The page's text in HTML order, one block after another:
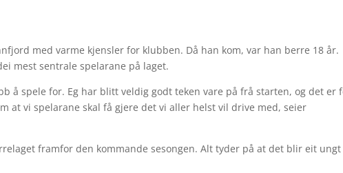
med varme kjensler for klubben. Då han kom, var han berre 18 år.
mest sentrale spelarane på laget.
å spele for. Eg har blitt veldig godt teken vare på frå starten, og det er
at vi spelarane skal få gjere det vi aller helst vil drive med, seier
framfor den kommande sesongen. Alt tyder på at det blir eit ungt